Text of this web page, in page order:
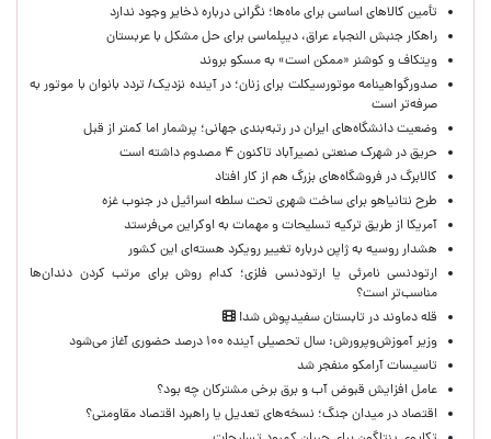
تأمین کالاهای اساسی برای ماه‌ها؛ نگرانی درباره ذخایر وجود ندارد
راهکار جنبش النجباء عراق، دیپلماسی برای حل مشکل با عربستان
ویتکاف و کوشنر «ممکن است» به مسکو بروند
صدورگواهینامه موتورسیکلت برای زنان؛ در آینده نزدیک/ تردد بانوان با موتور به‌
صرفه‌تر است
وضعیت دانشگاه‌های ایران در رتبه‌بندی جهانی؛ پرشمار اما کمتر از قبل
حریق در شهرک صنعتی نصیرآباد تاکنون ۴ مصدوم داشته است
کالابرگ در فروشگاه‌های بزرگ هم از کار افتاد
طرح نتانیاهو برای ساخت شهری تحت سلطه اسرائیل در جنوب غزه
آمریکا از طریق ترکیه تسلیحات و مهمات به اوکراین می‌فرستد
هشدار روسیه به ژاپن درباره تغییر رویکرد هسته‌ای این کشور
ارتودنسی نامرئی یا ارتودنسی فلزی؛ کدام روش برای مرتب کردن دندان‌ها
مناسب‌تر است؟
قله دماوند در تابستان سفیدپوش شد!
وزیر آموزش‌وپرورش: سال تحصیلی آینده ۱۰۰ درصد حضوری آغاز می‌شود
تاسیسات آرامکو منفجر شد
عامل افزایش قبوض آب و برق برخی مشترکان چه بود؟
اقتصاد در میدان جنگ؛ نسخه‌های تعدیل یا راهبرد اقتصاد مقاومتی؟